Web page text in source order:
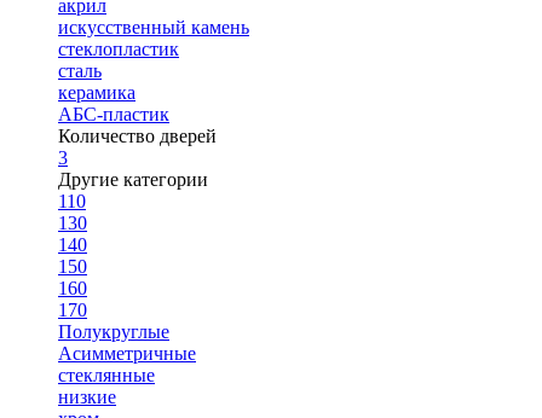
акрил
искусственный камень
стеклопластик
сталь
керамика
АБС-пластик
Количество дверей
3
Другие категории
110
130
140
150
160
170
Полукруглые
Асимметричные
стеклянные
низкие